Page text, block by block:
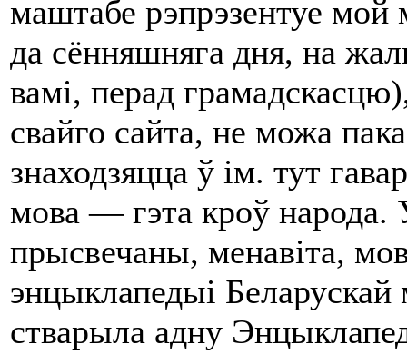
маштабе рэпрэзентуе
да сённяшняга дня, на
вамі, перад
свайго сайта, не можа
знаходзяцца ў ім. тут
мова ― гэта кроў народа.
прысвечаны, менавіта,
энцыклапедыі
стварыла адну